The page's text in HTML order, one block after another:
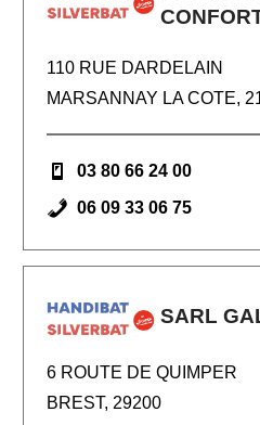
110 RUE DARDELAIN
MARSANNAY LA COTE,
03 80 66 24 00
06 09 33 06 75
SARL
6 ROUTE DE QUIMPER
BREST, 29200